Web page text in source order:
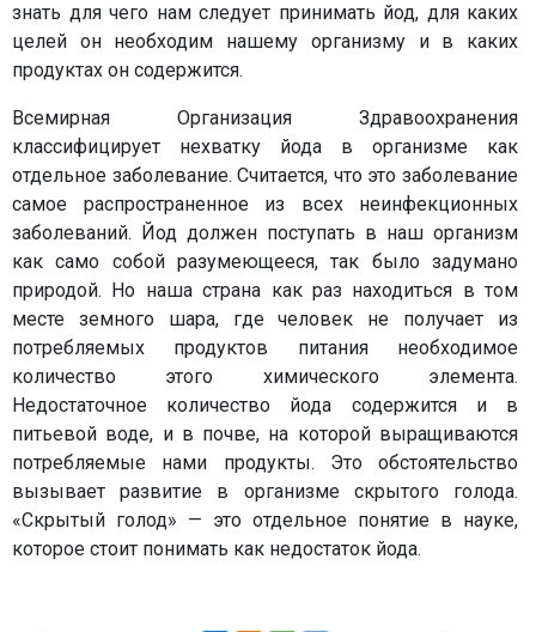
знать для чего нам следует принимать йод, для каких
целей он необходим нашему организму и в каких
продуктах он содержится.
Всемирная Организация Здравоохранения
классифицирует нехватку йода в организме как
отдельное заболевание. Считается, что это заболевание
самое распространенное из всех неинфекционных
заболеваний. Йод должен поступать в наш организм
как само собой разумеющееся, так было задумано
природой. Но наша страна как раз находиться в том
месте земного шара, где человек не получает из
потребляемых продуктов питания необходимое
количество этого химического элемента.
Недостаточное количество йода содержится и в
питьевой воде, и в почве, на которой выращиваются
потребляемые нами продукты. Это обстоятельство
вызывает развитие в организме скрытого голода.
«Скрытый голод» — это отдельное понятие в науке,
которое стоит понимать как недостаток йода.